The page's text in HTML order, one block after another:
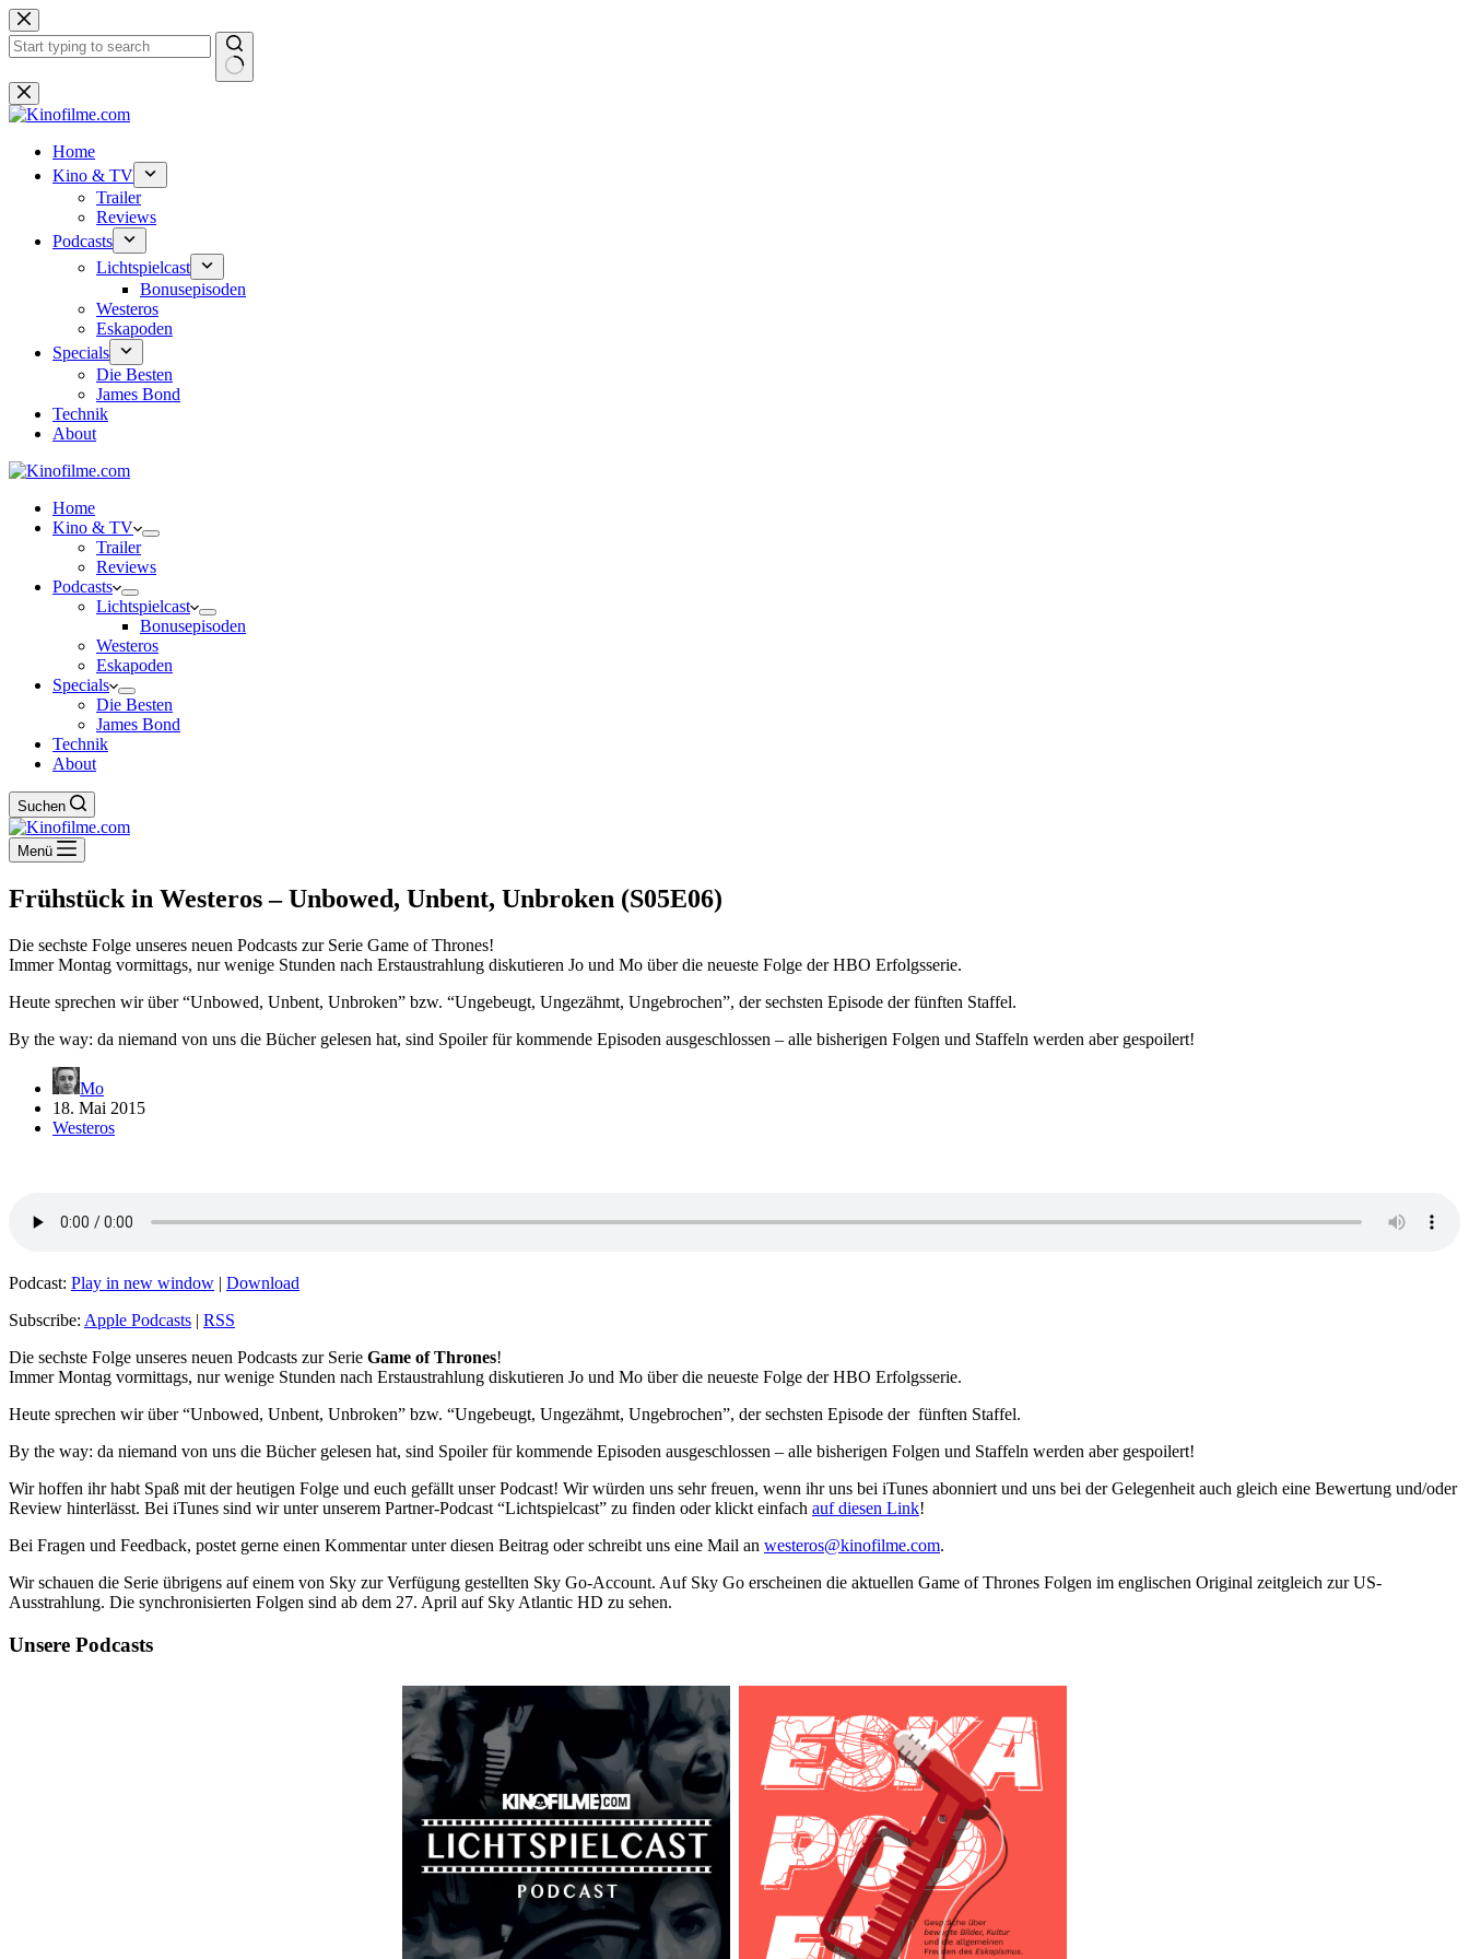
Zum
Inhalt
springen
Keine
Ergebnisse
Home
Kino & TV
Trailer
Reviews
Podcasts
Lichtspielcast
Bonusepisoden
Westeros
Eskapoden
Specials
Die Besten
James Bond
Technik
About
Home
Kino & TV
Trailer
Reviews
Podcasts
Lichtspielcast
Bonusepisoden
Westeros
Eskapoden
Specials
Die Besten
James Bond
Technik
About
Suchen
Menü
Frühstück in Westeros – Unbowed, Unbent, Unbroken (S05E06)
Die sechste Folge unseres neuen Podcasts zur Serie Game of Thrones!
Immer Montag vormittags, nur wenige Stunden nach Erstaustrahlung diskutieren Jo und Mo über die neueste Folge der HBO Erfolgsserie.
Heute sprechen wir über “Unbowed, Unbent, Unbroken” bzw. “Ungebeugt, Ungezähmt, Ungebrochen”, der sechsten Episode der fünften Staffel.
By the way: da niemand von uns die Bücher gelesen hat, sind Spoiler für kommende Episoden ausgeschlossen – alle bisherigen Folgen und Staffeln werden aber gespoilert!
Mo
18. Mai 2015
Westeros
Podcast: Play in new window | Download
Subscribe: Apple Podcasts | RSS
Die sechste Folge unseres neuen Podcasts zur Serie Game of Thrones!
Immer Montag vormittags, nur wenige Stunden nach Erstaustrahlung diskutieren Jo und Mo über die neueste Folge der HBO Erfolgsserie.
Heute sprechen wir über “Unbowed, Unbent, Unbroken” bzw. “Ungebeugt, Ungezähmt, Ungebrochen”, der sechsten Episode der fünften Staffel.
By the way: da niemand von uns die Bücher gelesen hat, sind Spoiler für kommende Episoden ausgeschlossen – alle bisherigen Folgen und Staffeln werden aber gespoilert!
Wir hoffen ihr habt Spaß mit der heutigen Folge und euch gefällt unser Podcast! Wir würden uns sehr freuen, wenn ihr uns bei iTunes abonniert und uns bei der Gelegenheit auch gleich eine Bewertung und/oder
Review hinterlässt. Bei iTunes sind wir unter unserem Partner-Podcast “Lichtspielcast” zu finden oder klickt einfach auf diesen Link!
Bei Fragen und Feedback, postet gerne einen Kommentar unter diesen Beitrag oder schreibt uns eine Mail an westeros@kinofilme.com.
Wir schauen die Serie übrigens auf einem von Sky zur Verfügung gestellten Sky Go-Account. Auf Sky Go erscheinen die aktuellen Game of Thrones Folgen im englischen Original zeitgleich zur US-
Ausstrahlung. Die synchronisierten Folgen sind ab dem 27. April auf Sky Atlantic HD zu sehen.
Unsere Podcasts